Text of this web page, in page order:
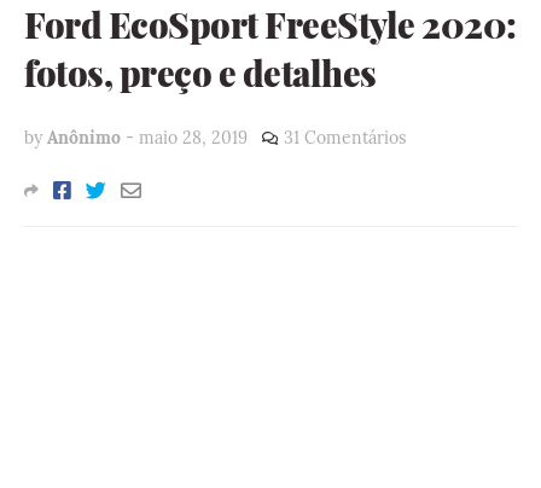
Ford EcoSport FreeStyle 2020:
fotos, preço e detalhes
by Anônimo - maio 28, 2019 31 Comentários